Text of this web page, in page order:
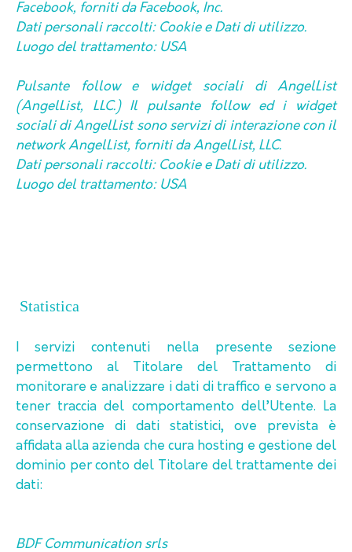
Facebook, forniti da Facebook, Inc.
Dati personali raccolti: Cookie e Dati di utilizzo.
Luogo del trattamento: USA
Pulsante follow e widget sociali di AngelList
(AngelList, LLC.) Il pulsante follow ed i widget
sociali di AngelList sono servizi di interazione con il
network AngelList, forniti da AngelList, LLC.
Dati personali raccolti: Cookie e Dati di utilizzo.
Luogo del trattamento: USA
Statistica
I servizi contenuti nella presente sezione
permettono al Titolare del Trattamento di
monitorare e analizzare i dati di traffico e servono a
tener traccia del comportamento dell’Utente. La
conservazione di dati statistici, ove prevista è
affidata alla azienda che cura hosting e gestione del
dominio per conto del Titolare del trattamente dei
dati:
BDF Communication srls